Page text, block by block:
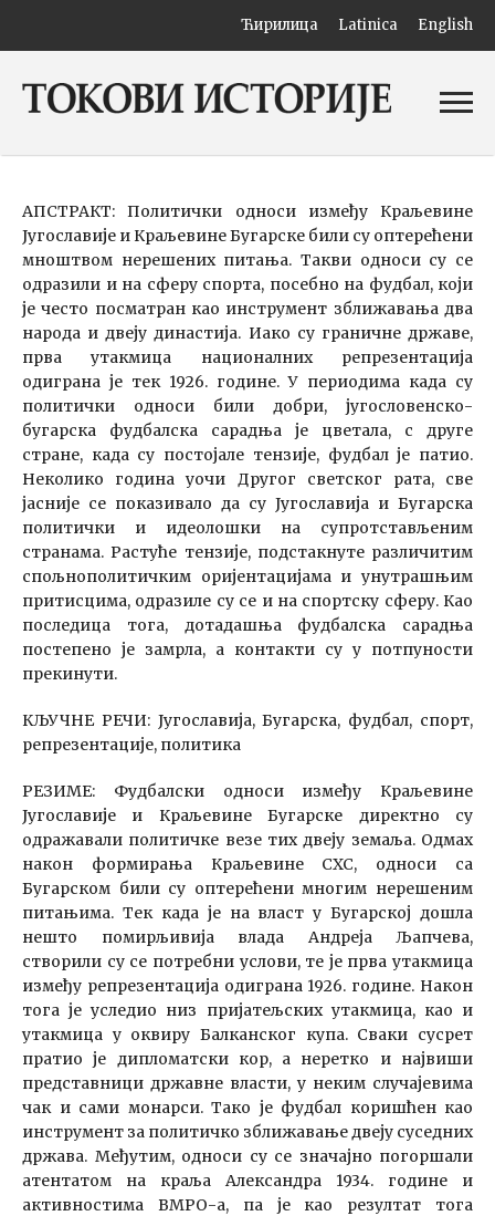
Ћирилица Latinica English
АПСТРАКТ: Политички односи између Краљевине
Југославије и Краљевине Бугарске били су оптерећени
мноштвом нерешених питања. Такви односи су се
одразили и на сферу спорта, посебно на фудбал, који
је често посматран као инструмент зближавања два
народа и двеју династија. Иако су граничне државе,
прва утакмица националних репрезентација
одиграна је тек 1926. године. У периодима када су
политички односи били добри, југословенско-
бугарска фудбалска сарадња је цветала, с друге
стране, када су постојале тензије, фудбал је патио.
Неколико година уочи Другог светског рата, све
јасније се показивало да су Југославија и Бугарска
политички и идеолошки на супротстављеним
странама. Растуће тензије, подстакнуте различитим
спољнополитичким оријентацијама и унутрашњим
притисцима, одразиле су се и на спортску сферу. Као
последица тога, дотадашња фудбалска сарадња
постепено је замрла, а контакти су у потпуности
прекинути.
КЉУЧНЕ РЕЧИ: Југославија, Бугарска, фудбал, спорт,
репрезентације, политика
РЕЗИМЕ: Фудбалски односи између Краљевине
Југославије и Краљевине Бугарске директно су
одражавали политичке везе тих двеју земаља. Одмах
након формирања Краљевине СХС, односи са
Бугарском били су оптерећени многим нерешеним
питањима. Тек када је на власт у Бугарској дошла
нешто помирљивија влада Андреја Љапчева,
створили су се потребни услови, те је прва утакмица
између репрезентација одиграна 1926. године. Након
тога је уследио низ пријатељских утакмица, као и
утакмица у оквиру Балканског купа. Сваки сусрет
пратио је дипломатски кор, а неретко и највиши
представници државне власти, у неким случајевима
чак и сами монарси. Тако је фудбал коришћен као
инструмент за политичко зближавање двеју суседних
држава. Међутим, односи су се значајно погоршали
атентатом на краља Александра 1934. године и
активностима ВМРО-а, па је као резултат тога